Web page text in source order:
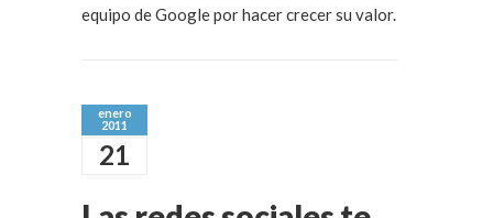
equipo de Google por hacer crecer su valor.
enero
2011
21